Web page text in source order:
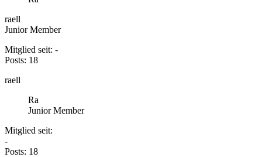
raell
Junior Member
Mitglied seit: -
Posts: 18
raell
Ra
Junior Member
Mitglied seit:
-
Posts: 18